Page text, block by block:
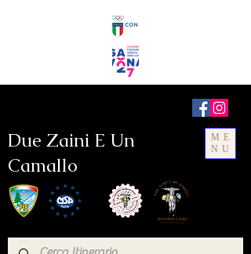
Due Zaini E Un
Camallo
ME
NU